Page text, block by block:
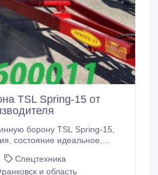
TSL Spring-15 от
борону TSL Spring-15,
боронования
Спецтехника
и область